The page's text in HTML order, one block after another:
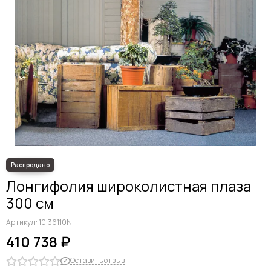
Лонгифолия широколистная плаза
300 см
Артикул:10.36110N
410 738 ₽
Оставить отзыв